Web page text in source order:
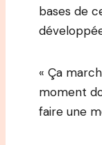
bases de
« Ça
moment
faire une